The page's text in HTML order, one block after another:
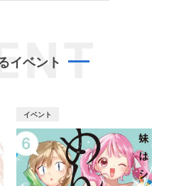
イベント
イベント